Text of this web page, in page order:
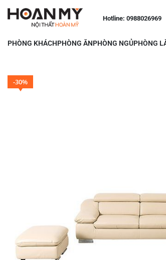
Hotline: 0988026969
PHÒNG KHÁCHPHÒNG ĂNPHÒNG NGỦPHÒNG
-30%